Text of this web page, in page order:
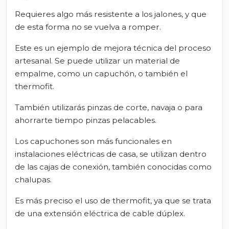
Requieres algo más resistente a los jalones, y que
de esta forma no se vuelva a romper.
Este es un ejemplo de mejora técnica del proceso
artesanal. Se puede utilizar un material de
empalme, como un capuchón, o también el
thermofit.
También utilizarás pinzas de corte, navaja o para
ahorrarte tiempo pinzas pelacables.
Los capuchones son más funcionales en
instalaciones eléctricas de casa, se utilizan dentro
de las cajas de conexión, también conocidas como
chalupas.
Es más preciso el uso de thermofit, ya que se trata
de una extensión eléctrica de cable dúplex.